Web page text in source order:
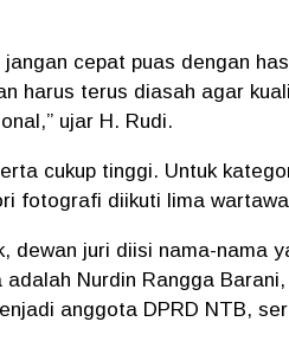
cepat puas dengan
harus terus diasah agar
ujar H. Rudi.
cukup tinggi. Untuk
fotografi diikuti lima
dewan juri diisi nama-nama
Nurdin Rangga
anggota DPRD NTB,